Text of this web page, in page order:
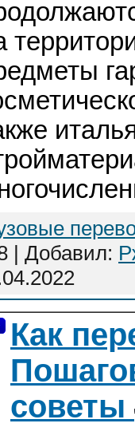
| Добавил:
Как
советы